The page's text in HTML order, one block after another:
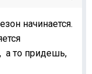
начинается.
а то придешь,